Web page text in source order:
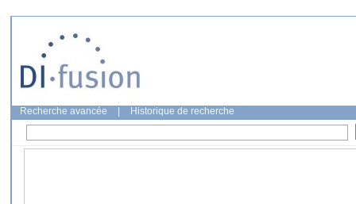
Recherche avancée Historique de recherche